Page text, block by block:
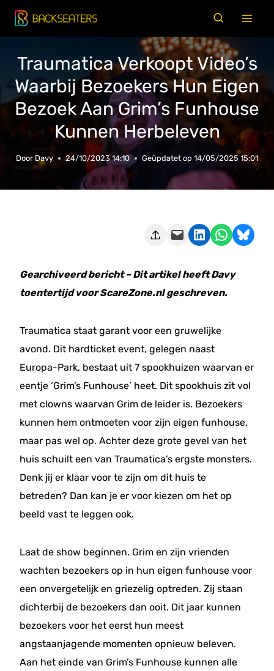
Doorgaan
naar
Traumatica Verkoopt Video’s
Waarbij Bezoekers Hun Eigen
Bezoek Aan Grim’s Funhouse
Kunnen Herbeleven
Door Davy 24/10/2023 14:10 Geüpdatet op 14/05/2025 15:01
Deze pagina e-mailen Delen op LinkedIn Delen via WhatsApp Share on Bluesky
Gearchiveerd bericht – Dit artikel heeft Davy
toentertijd voor ScareZone.nl geschreven.
Traumatica staat garant voor een gruwelijke
avond. Dit hardticket event, gelegen naast
Europa-Park, bestaat uit 7 spookhuizen waarvan er
eentje ‘Grim’s Funhouse’ heet. Dit spookhuis zit vol
met clowns waarvan Grim de leider is. Bezoekers
kunnen hem ontmoeten voor zijn eigen funhouse,
maar pas wel op. Achter deze grote gevel van het
huis schuilt een van Traumatica’s ergste monsters.
Denk jij er klaar voor te zijn om dit huis te
betreden? Dan kan je er voor kiezen om het op
beeld vast te leggen ook.
Laat de show beginnen. Grim en zijn vrienden
wachten bezoekers op in hun eigen funhouse voor
een onvergetelijk en griezelig optreden. Zij staan
dichterbij de bezoekers dan ooit. Dit jaar kunnen
bezoekers voor het eerst hun meest
angstaanjagende momenten opnieuw beleven.
Aan het einde van Grim’s Funhouse kunnen alle